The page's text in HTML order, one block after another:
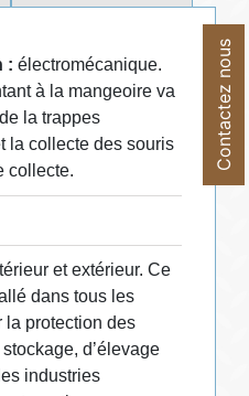
Contactez nous
: électromécanique.
à la mangeoire va
la trappes
la collecte des souris
collecte.
et extérieur. Ce
dans tous les
la protection des
d’élevage
industries